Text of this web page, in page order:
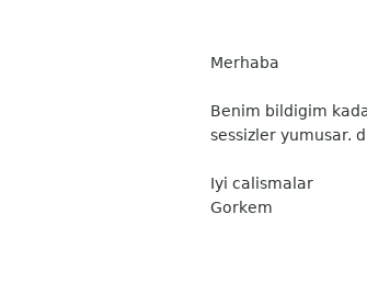
Merhaba
Benim bildigim
sessizler yumusar.
Iyi calismalar
Gorkem